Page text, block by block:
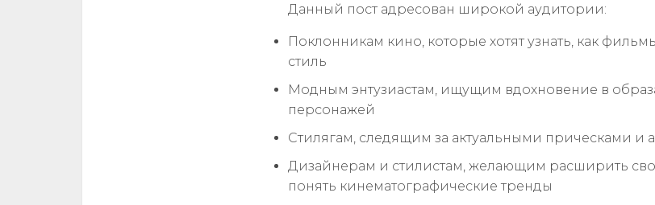
Данный пост адресован широкой аудитории:
Поклонникам кино, которые хотят узнать, как
стиль
Модным энтузиастам, ищущим вдохновение в
персонажей
Стилягам, следящим за актуальными прическами и
Дизайнерам и стилистам, желающим расширить
понять кинематографические тренды